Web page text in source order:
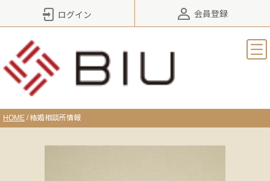
ログイン 会員登録
HOME /結婚相談所情報